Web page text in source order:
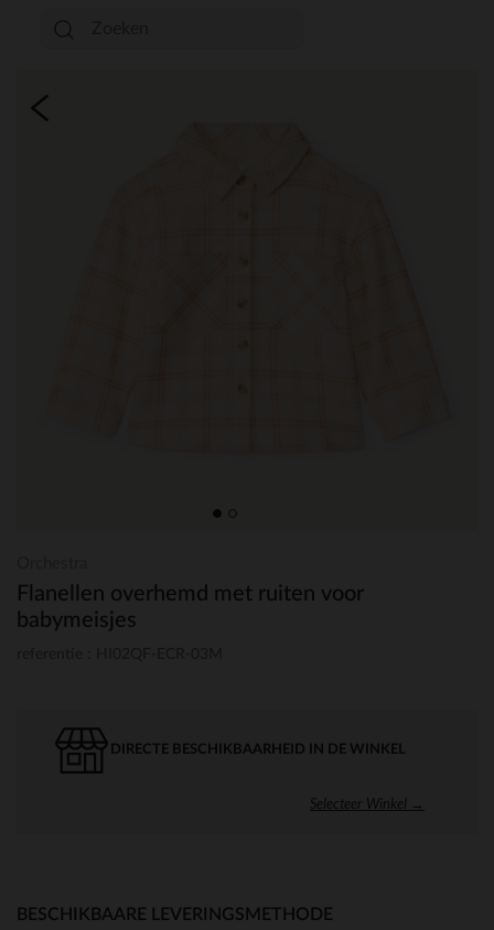
Flanellen overhemd met ruiten voor
babymeisjes
DIRECTE BESCHIKBAARHEID IN DE WINKEL
Selecteer Winkel →
BESCHIKBAARE LEVERINGSMETHODE